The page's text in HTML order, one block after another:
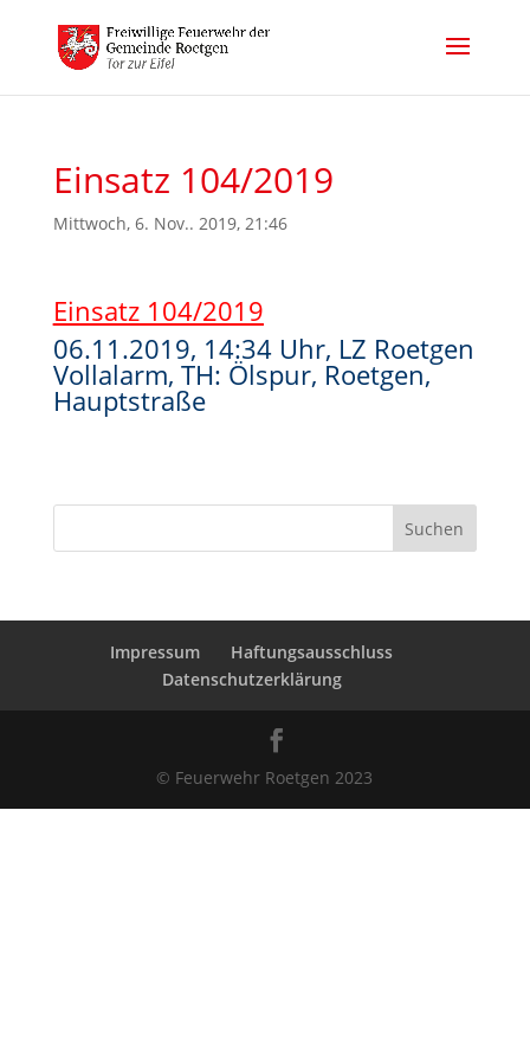
Einsatz 104/2019
Mittwoch, 6. Nov.. 2019, 21:46
Einsatz 104/2019
06.11.2019, 14:34 Uhr, LZ Roetgen
Vollalarm, TH: Ölspur, Roetgen,
Hauptstraße
Suchen
Impressum
Haftungsausschluss
Datenschutzerklärung
© Feuerwehr Roetgen 2023